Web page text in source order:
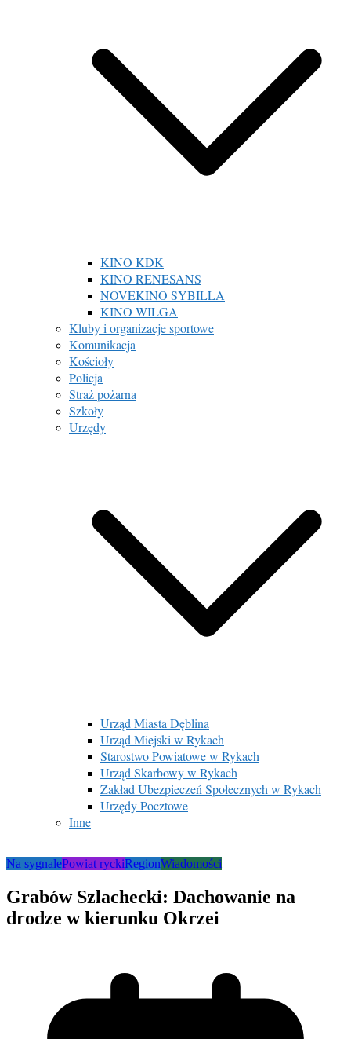
KINO KDK
KINO RENESANS
NOVEKINO SYBILLA
KINO WILGA
Kluby i organizacje sportowe
Komunikacja
Kościoły
Policja
Straż pożarna
Szkoły
Urzędy
Urząd Miasta Dęblina
Urząd Miejski w Rykach
Starostwo Powiatowe w Rykach
Urząd Skarbowy w Rykach
Zakład Ubezpieczeń Społecznych w Rykach
Urzędy Pocztowe
Inne
Na sygnalePowiat ryckiRegionWiadomości
Grabów Szlachecki: Dachowanie na
drodze w kierunku Okrzei